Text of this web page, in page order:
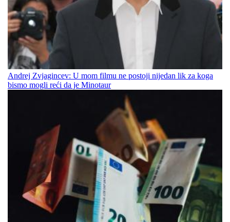
Andrej Zvjagincev: U mom filmu ne postoji nijedan lik za koga
bismo mogli reći da je Minotaur